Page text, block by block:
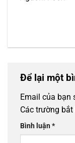
Để lại một
Email của bạn
Các trường
Bình luận*